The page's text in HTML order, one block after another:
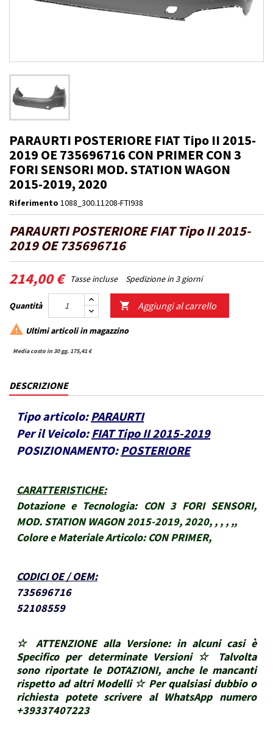
PARAURTI POSTERIORE FIAT Tipo II 2015-
2019 OE 735696716 CON PRIMER CON 3
FORI SENSORI MOD. STATION WAGON
2015-2019, 2020
Riferimento 1088_300.11208-FTI938
PARAURTI POSTERIORE FIAT Tipo II 2015-
2019 OE 735696716
214,00 € Tasse incluse Spedizione in 3 giorni
Quantità  Aggiungi al carrello
 Ultimi articoli in magazzino
Media costo in 30 gg. 175,41 €
DESCRIZIONE
Tipo articolo: PARAURTI
Per il Veicolo: FIAT Tipo II 2015-2019
POSIZIONAMENTO: POSTERIORE
CARATTERISTICHE:
Dotazione e Tecnologia: CON 3 FORI SENSORI,
MOD. STATION WAGON 2015-2019, 2020, , , , ,,
Colore e Materiale Articolo: CON PRIMER,
CODICI OE / OEM:
735696716
52108559
☆ ATTENZIONE alla Versione: in alcuni casi è
Specifico per determinate Versioni ☆ Talvolta
sono riportate le DOTAZIONI, anche le mancanti
rispetto ad altri Modelli ☆ Per qualsiasi dubbio o
richiesta potete scrivere al WhatsApp numero
+39337407223